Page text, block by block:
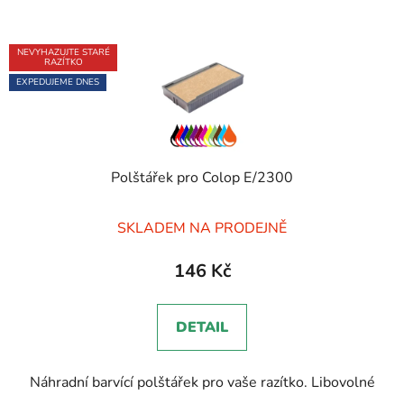
NEVYHAZUJTE STARÉ
RAZÍTKO
EXPEDUJEME DNES
Polštářek pro Colop E/2300
hodnocení
produktu
5,0
z
hvězdiček.
SKLADEM NA PRODEJNĚ
146 Kč
DETAIL
Náhradní barvící polštářek pro vaše razítko. Libovolné